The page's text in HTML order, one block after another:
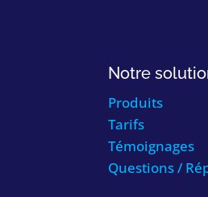
Notre
Produits
Tarifs
Témoignages
Questions /